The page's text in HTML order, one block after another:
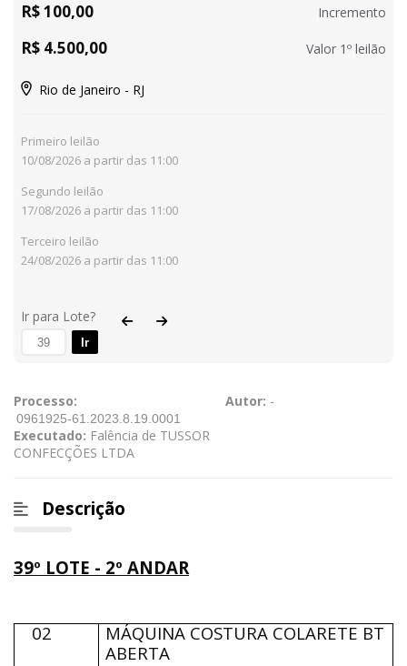
Processo: Autor: -
Executado: Falência de TUSSOR
CONFECÇÕES LTDA
Descrição
39º LOTE - 2º ANDAR
02
MÁQUINA COSTURA COLARETE BT
ABERTA
R$ 100,00 Incremento
R$ 4.500,00 Valor 1º leilão
Rio de Janeiro - RJ
Primeiro leilão
10/08/2026 a partir das 11:00
Segundo leilão
17/08/2026 a partir das 11:00
Terceiro leilão
24/08/2026 a partir das 11:00
Ir para Lote?
Ir